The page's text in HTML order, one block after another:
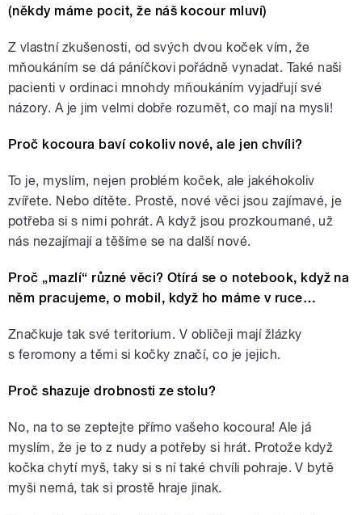
(někdy máme pocit, že náš kocour mluví)
Z vlastní zkušenosti, od svých dvou koček vím, že
mňoukáním se dá páníčkovi pořádně vynadat. Také naši
pacienti v ordinaci mnohdy mňoukáním vyjadřují své
názory. A je jim velmi dobře rozumět, co mají na mysli!
Proč kocoura baví cokoliv nové, ale jen chvíli?
To je, myslím, nejen problém koček, ale jakéhokoliv
zvířete. Nebo dítěte. Prostě, nové věci jsou zajímavé, je
potřeba si s nimi pohrát. A když jsou prozkoumané, už
nás nezajímají a těšíme se na další nové.
Proč „mazlí“ různé věci? Otírá se o notebook, když na
něm pracujeme, o mobil, když ho máme v ruce…
Značkuje tak své teritorium. V obličeji mají žlázky
s feromony a těmi si kočky značí, co je jejich.
Proč shazuje drobnosti ze stolu?
No, na to se zeptejte přímo vašeho kocoura! Ale já
myslím, že je to z nudy a potřeby si hrát. Protože když
kočka chytí myš, taky si s ní také chvíli pohraje. V bytě
myši nemá, tak si prostě hraje jinak.